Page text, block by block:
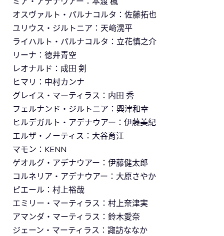
オスヴァルト・パルナコルタ：佐藤拓也
ユリウス・ジルトニア：天﨑滉平
ライハルト・パルナコルタ：立花慎之介
リーナ：徳井青空
レオナルド：成田 剣
ヒマリ：中村カンナ
グレイス・マーティラス：内田 秀
フェルナンド・ジルトニア：興津和幸
ヒルデガルト・アデナウアー：伊藤美紀
エルザ・ノーティス：大谷育江
マモン：KENN
ゲオルグ・アデナウアー：伊藤健太郎
コルネリア・アデナウアー：大原さやか
ピエール：村上裕哉
エミリー・マーティラス：村上奈津実
アマンダ・マーティラス：鈴木愛奈
ジェーン・マーティラス：諏訪ななか